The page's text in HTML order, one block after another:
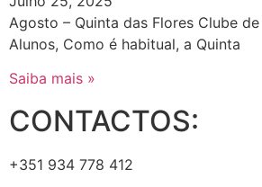
Agosto – Quinta das Flores Clube
Alunos, Como é habitual, a Quinta
Saiba mais »
CONTACTOS:
+351 934 778 412